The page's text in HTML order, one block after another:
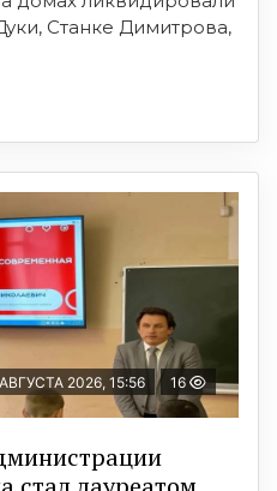
Станке Димитрова,
2026, 15:56 16